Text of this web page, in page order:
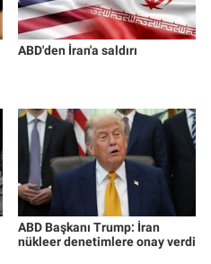
ABD'den İran'a saldırı
ABD Başkanı Trump: İran
nükleer denetimlere onay verdi